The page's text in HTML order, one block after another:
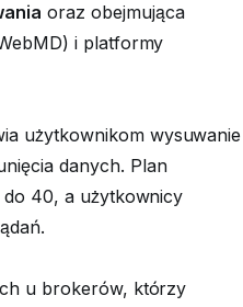
oraz obejmująca
i platformy
użytkownikom wysuwanie
danych. Plan
40, a użytkownicy
u brokerów, którzy